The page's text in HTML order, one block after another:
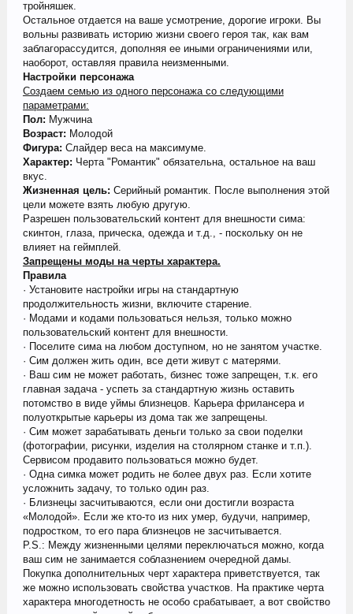
тройняшек.
Остальное отдается на ваше усмотрение, дорогие игроки. Вы
вольны развивать историю жизни своего героя так, как вам
заблагорассудится, дополняя ее иными ограничениями или,
наоборот, оставляя правила неизменными.
Настройки персонажа
Создаем семью из одного персонажа со следующими
параметрами:
Пол: Мужчина
Возраст: Молодой
Фигура: Слайдер веса на максимуме.
Характер: Черта "Романтик" обязательна, остальное на ваш
вкус.
Жизненная цель: Серийный романтик. После выполнения этой
цели можете взять любую другую.
Разрешен пользовательский контент для внешности сима:
скинтон, глаза, прическа, одежда и т.д., - поскольку он не
влияет на геймплей.
Запрещены моды на черты характера.
Правила
· Установите настройки игры на стандартную
продолжительность жизни, включите старение.
· Модами и кодами пользоваться нельзя, только можно
пользовательский контент для внешности.
· Поселите сима на любом доступном, но не занятом участке.
· Сим должен жить один, все дети живут с матерями.
· Ваш сим не может работать, бизнес тоже запрещен, т.к. его
главная задача - успеть за стандартную жизнь оставить
потомство в виде уймы близнецов. Карьера фрилансера и
полуоткрытые карьеры из дома так же запрещены.
· Сим может зарабатывать деньги только за свои поделки
(фотографии, рисунки, изделия на столярном станке и т.п.).
Сервисом продавито пользоваться можно будет.
· Одна симка может родить не более двух раз. Если хотите
усложнить задачу, то только один раз.
· Близнецы засчитываются, если они достигли возраста
«Молодой». Если же кто-то из них умер, будучи, например,
подростком, то его пара близнецов не засчитывается.
P.S.: Между жизненными целями переключаться можно, когда
ваш сим не занимается соблазнением очередной дамы.
Покупка дополнительных черт характера приветствуется, так
же можно использовать свойства участков. На практике черта
характера многодетность не особо срабатывает, а вот свойство